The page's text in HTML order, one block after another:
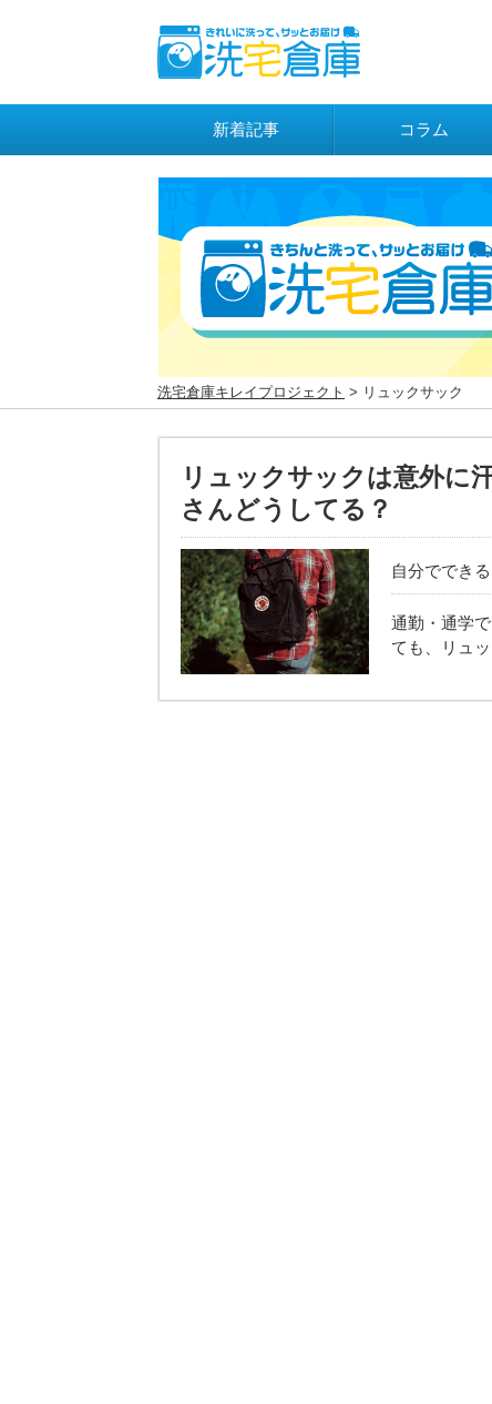
新着記事 コラム
洗宅倉庫キレイプロジェクト > リュックサック
リュックサックは意外に
さんどうしてる？
自分ででき
通勤・通学
ても、リュ